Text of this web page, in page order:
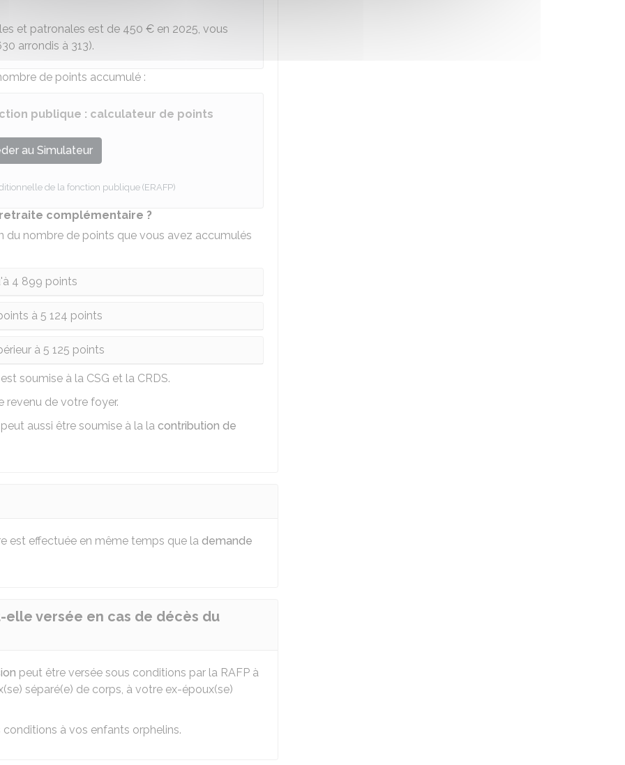
et patronales est de 450 € en 2025, vous
arrondis à 313).
de points accumulé :
publique : calculateur de points
au Simulateur
de la fonction publique (ERAFP)
complémentaire ?
du nombre de points que vous avez accumulés
4 899 points
à 5 124 points
à 5 125 points
soumise à la CSG et la CRDS.
revenu de votre foyer.
aussi être soumise à la la contribution de
est effectuée en même temps que la demande
versée en cas de décès du
peut être versée sous conditions par la RAFP à
séparé(e) de corps, à votre ex-époux(se)
à vos enfants orphelins.